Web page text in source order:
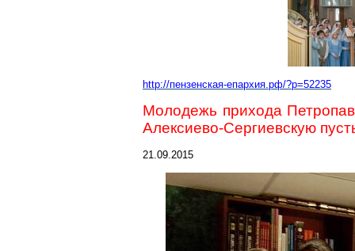
http://пензенская-епархия.рф/?p=52235
Молодежь прихода
Алексиево-Сергиевскую
21.09.2015